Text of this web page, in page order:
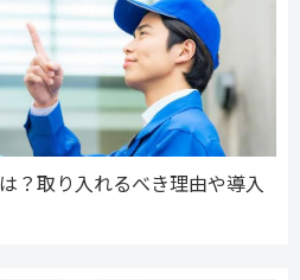
？取り入れるべき理由や導入